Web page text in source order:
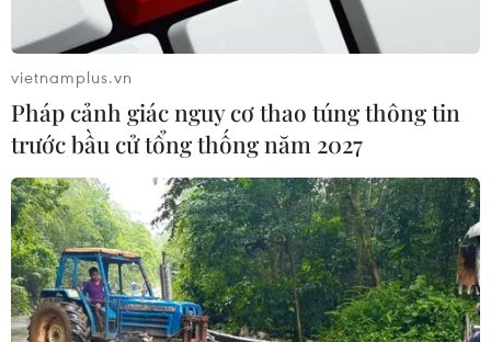
An toàn Thực phẩm
Đồng Nai phát hiện 7 cơ sở nuôi lợn "vỗ béo" sử
dụng chất cấm
Thành phố Hồ Chí Minh siết kiểm soát chặt chẽ
thực phẩm tại các chợ đầu mối
vietnamplus.vn
Pháp cảnh giác nguy cơ thao túng thông tin
trước bầu cử tổng thống năm 2027